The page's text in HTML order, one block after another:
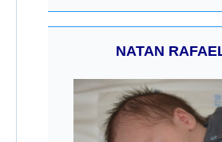
NATAN